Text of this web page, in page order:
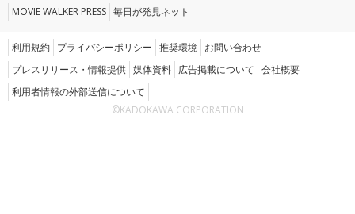
MOVIE WALKER PRESS 毎日が発見ネット
利用規約 プライバシーポリシー 推奨環境 お問い合わせ
プレスリリース・情報提供 媒体資料 広告掲載について 会社概要
利用者情報の外部送信について
©KADOKAWA CORPORATION